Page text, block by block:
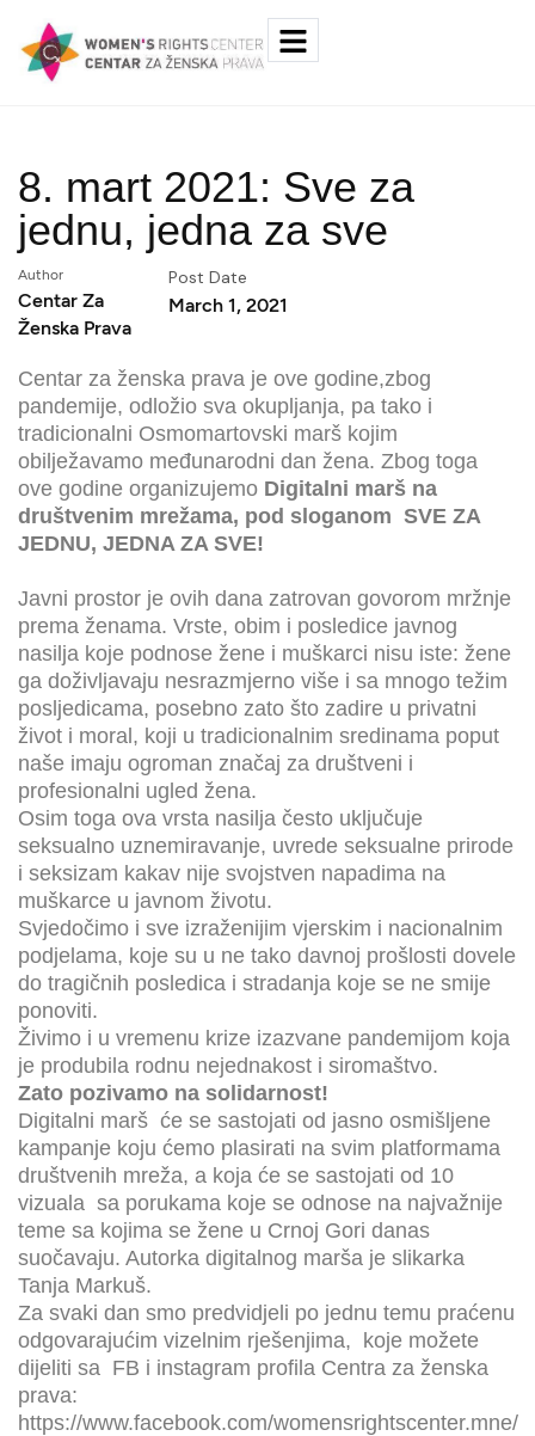
8. mart 2021: Sve za
jednu, jedna za sve
Author
Centar Za
Ženska Prava
Post Date
March 1, 2021
Centar za ženska prava je ove godine,zbog
pandemije, odložio sva okupljanja, pa tako i
tradicionalni Osmomartovski marš kojim
obilježavamo međunarodni dan žena. Zbog toga
ove godine organizujemo Digitalni marš na
društvenim mrežama, pod sloganom SVE ZA
JEDNU, JEDNA ZA SVE!
Javni prostor je ovih dana zatrovan govorom mržnje
prema ženama. Vrste, obim i posledice javnog
nasilja koje podnose žene i muškarci nisu iste: žene
ga doživljavaju nesrazmjerno više i sa mnogo težim
posljedicama, posebno zato što zadire u privatni
život i moral, koji u tradicionalnim sredinama poput
naše imaju ogroman značaj za društveni i
profesionalni ugled žena.
Osim toga ova vrsta nasilja često uključuje
seksualno uznemiravanje, uvrede seksualne prirode
i seksizam kakav nije svojstven napadima na
muškarce u javnom životu.
Svjedočimo i sve izraženijim vjerskim i nacionalnim
podjelama, koje su u ne tako davnoj prošlosti dovele
do tragičnih posledica i stradanja koje se ne smije
ponoviti.
Živimo i u vremenu krize izazvane pandemijom koja
je produbila rodnu nejednakost i siromaštvo.
Zato pozivamo na solidarnost!
Digitalni marš će se sastojati od jasno osmišljene
kampanje koju ćemo plasirati na svim platformama
društvenih mreža, a koja će se sastojati od 10
vizuala sa porukama koje se odnose na najvažnije
teme sa kojima se žene u Crnoj Gori danas
suočavaju. Autorka digitalnog marša je slikarka
Tanja Markuš.
Za svaki dan smo predvidjeli po jednu temu praćenu
odgovarajućim vizelnim rješenjima, koje možete
dijeliti sa FB i instagram profila Centra za ženska
prava:
https://www.facebook.com/womensrightscenter.mne/